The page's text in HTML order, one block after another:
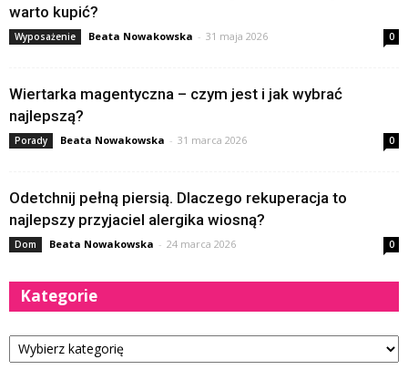
warto kupić?
Wyposażenie Beata Nowakowska - 31 maja 2026 0
Wiertarka magentyczna – czym jest i jak wybrać
najlepszą?
Porady Beata Nowakowska - 31 marca 2026 0
Odetchnij pełną piersią. Dlaczego rekuperacja to
najlepszy przyjaciel alergika wiosną?
Dom Beata Nowakowska - 24 marca 2026 0
Kategorie
Kategorie